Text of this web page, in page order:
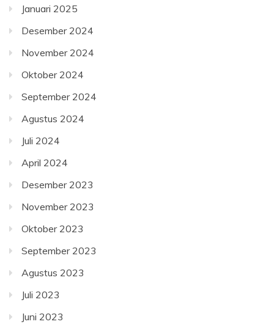
Januari 2025
Desember 2024
November 2024
Oktober 2024
September 2024
Agustus 2024
Juli 2024
April 2024
Desember 2023
November 2023
Oktober 2023
September 2023
Agustus 2023
Juli 2023
Juni 2023